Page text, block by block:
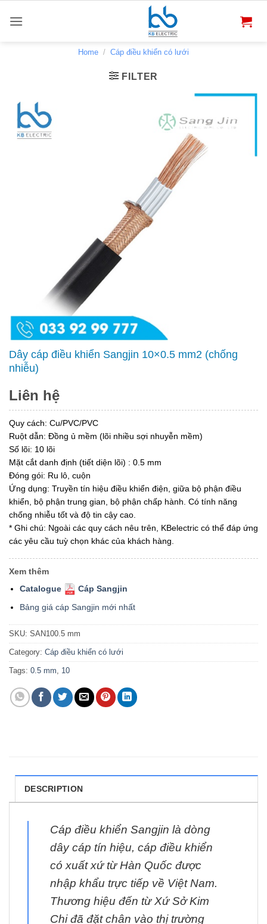
qua
Home / Cáp điều khiển có lưới
FILTER
Dây cáp điều khiển Sangjin 10×0.5 mm2 (chống
nhiễu)
Liên hệ
Quy cách: Cu/PVC/PVC
Ruột dẫn: Đồng ủ mềm (lõi nhiều sợi nhuyễn mềm)
Số lõi: 10 lõi
Mặt cắt danh định (tiết diện lõi) : 0.5 mm
Đóng gói: Ru lô, cuộn
Ứng dụng: Truyền tín hiệu điều khiển điện, giữa bộ phận điều
khiển, bộ phận trung gian, bộ phận chấp hành. Có tính năng
chống nhiễu tốt và độ tin cậy cao.
* Ghi chú: Ngoài các quy cách nêu trên, KBelectric có thể đáp ứng
các yêu cầu tuỳ chọn khác của khách hàng.
Xem thêm
Catalogue
Cáp Sangjin
Bảng giá cáp Sangjin mới nhất
SKU: SAN100.5 mm
Category: Cáp điều khiển có lưới
Tags: 0.5 mm, 10
DESCRIPTION
Cáp điều khiển Sangjin là dòng
dây cáp tín hiệu, cáp điều khiển
có xuất xứ từ Hàn Quốc được
nhập khẩu trực tiếp về Việt Nam.
Thương hiệu đến từ Xứ Sở Kim
Chi đã đặt chân vào thị trường